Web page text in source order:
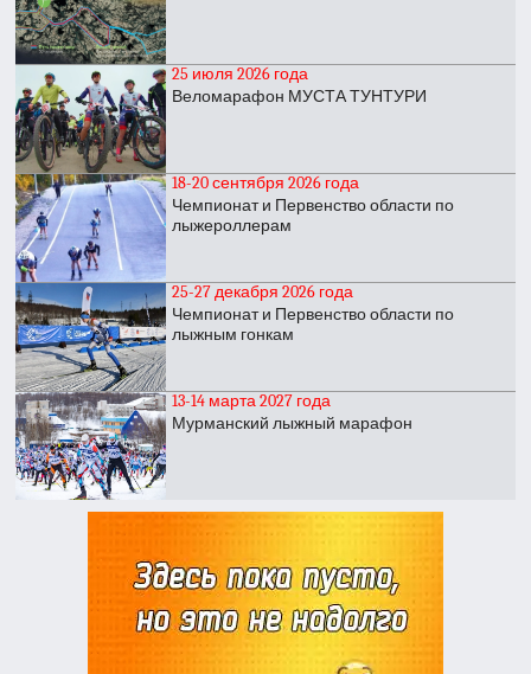
25 июля 2026 года
Веломарафон МУСТА ТУНТУРИ
18-20 сентября 2026 года
Чемпионат и Первенство области по
лыжероллерам
25-27 декабря 2026 года
Чемпионат и Первенство области по
лыжным гонкам
13-14 марта 2027 года
Мурманский лыжный марафон